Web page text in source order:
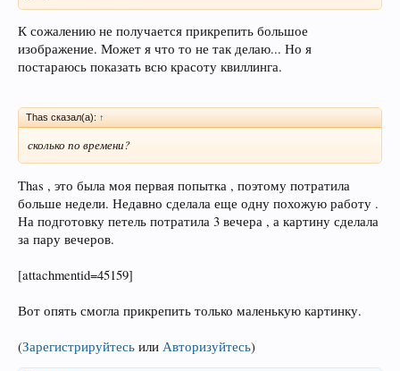
К сожалению не получается прикрепить большое
изображение. Может я что то не так делаю... Но я
постараюсь показать всю красоту квиллинга.
Thas сказал(а): ↑
сколько по времени?
Thas , это была моя первая попытка , поэтому потратила
больше недели. Недавно сделала еще одну похожую работу .
На подготовку петель потратила 3 вечера , а картину сделала
за пару вечеров.
[attachmentid=45159]
Вот опять смогла прикрепить только маленькую картинку.
(Зарегистрируйтесь или Авторизуйтесь)